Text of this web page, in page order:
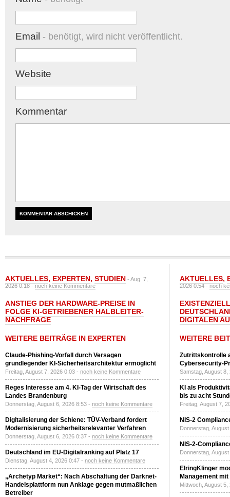
Email - benötigt, wird nicht veröffentlicht.
Website
Kommentar
AKTUELLES, EXPERTEN, STUDIEN - Aug. 7,
2026 0:18 -noch keine Kommentare
ANSTIEG DER HARDWARE-PREISE IN
FOLGE KI-GETRIEBENER HALBLEITER-
NACHFRAGE
WEITERE BEITRÄGE IN EXPERTEN
Claude-Phishing-Vorfall durch Versagen
grundlegender KI-Sicherheitsarchitektur ermöglicht
Freitag, August 7, 2026 0:03 - noch keine Kommentare
Reges Interesse am 4. KI-Tag der Wirtschaft des
Landes Brandenburg
Donnerstag, August 6, 2026 8:53 - noch keine Kommentare
Digitalisierung der Schiene: TÜV-Verband fordert
Modernisierung sicherheitsrelevanter Verfahren
Donnerstag, August 6, 2026 0:37 - noch keine Kommentare
Deutschland im EU-Digitalranking auf Platz 17
Dienstag, August 4, 2026 0:47 - noch keine Kommentare
„Archetyp Market“: Nach Abschaltung der Darknet-
Handelsplattform nun Anklage gegen mutmaßlichen
Betreiber
AKTUELLES,
2026 0:54 -noch
DIGITALEN
WEITERE
Zutrittskontrolle
Cybersecurity-
Samstag, August
KI als
bis zu acht
Freitag, August 7,
NIS-2
Donnerstag,
NIS-2-
Donnerstag,
ElringKlinger
Management
Mittwoch, August